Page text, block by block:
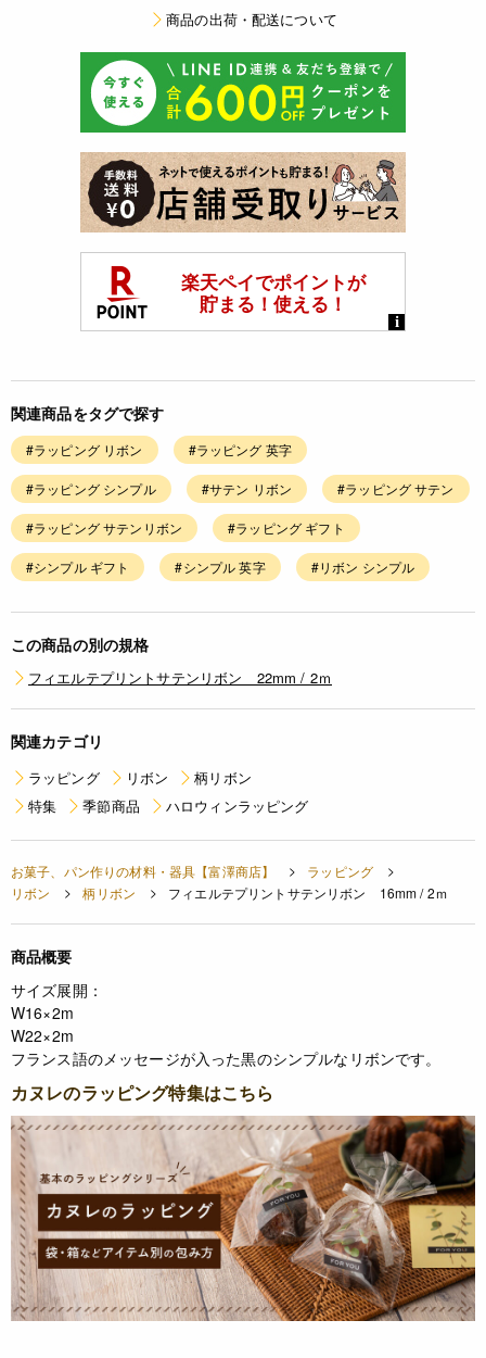
商品の出荷・配送について
関連商品をタグで探す
#ラッピング リボン #ラッピング 英字
#ラッピング シンプル #サテン リボン #ラッピング サテン
#ラッピング サテンリボン #ラッピング ギフト
#シンプル ギフト #シンプル 英字 #リボン シンプル
この商品の別の規格
フィエルテプリントサテンリボン 22mm / 2ｍ
関連カテゴリ
ラッピング リボン
柄リボン
特集
季節商品 ハロウィンラッピング
お菓子、パン作りの材料・器具【富澤商店】
ラッピング
リボン
柄リボン フィエルテプリントサテンリボン 16mm / 2ｍ
商品概要
サイズ展開：
W16×2m
W22×2m
フランス語のメッセージが入った黒のシンプルなリボンです。
カヌレのラッピング特集はこちら